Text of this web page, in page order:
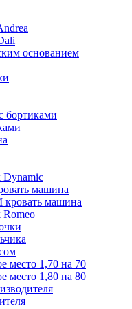
основанием
бортиками
Dynamic
машина
кровать машина
место 1,70 на 70
место 1,80 на 80